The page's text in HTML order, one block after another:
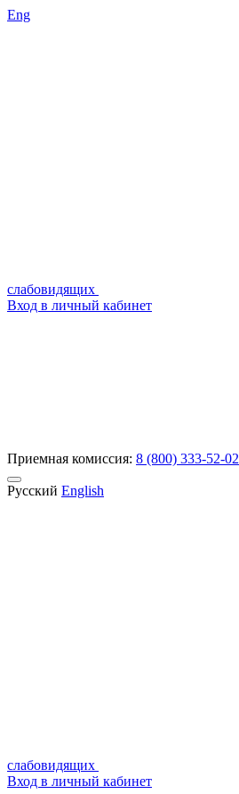
Eng
слабовидящих
Вход в личный кабинет
Приемная комиссия: 8 (800) 333-52-02
Русский English
слабовидящих
Вход в личный кабинет